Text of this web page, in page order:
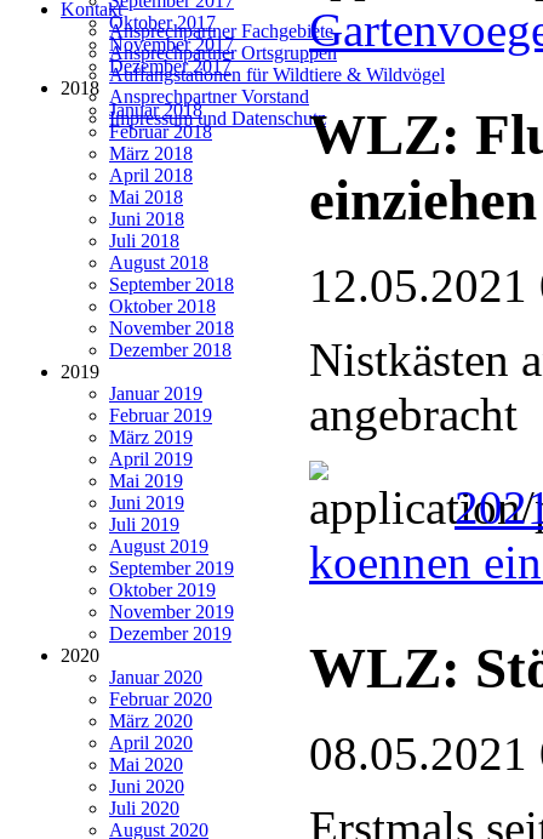
Kontakt
Ansprechpartner Fachgebiete
Ansprechpartner Ortsgruppen
Auffangstationen für Wildtiere & Wildvögel
Ansprechpartner Vorstand
Impressum und Datenschutz
Oktober 2017
November 2017
Dezember 2017
2018
Januar 2018
Februar 2018
März 2018
April 2018
Mai 2018
Juni 2018
Juli 2018
August 2018
September 2018
Oktober 2018
November 2018
Dezember 2018
2019
Januar 2019
Februar 2019
März 2019
April 2019
Mai 2019
Juni 2019
Juli 2019
August 2019
September 2019
Oktober 2019
November 2019
Dezember 2019
2020
Januar 2020
Februar 2020
März 2020
April 2020
Mai 2020
Juni 2020
Juli 2020
August 2020
WLZ:
einziehen
12.05.2021
Nistkästen
angebracht
koennen
WLZ:
08.05.2021
Erstmals